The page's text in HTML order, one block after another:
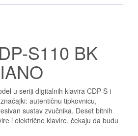
S110 BK
u seriji digitalnih klavira CDP-S i
autentičnu tipkovnicu,
sustav zvučnika. Deset bitnih
i električne klavire, čekaju da budu